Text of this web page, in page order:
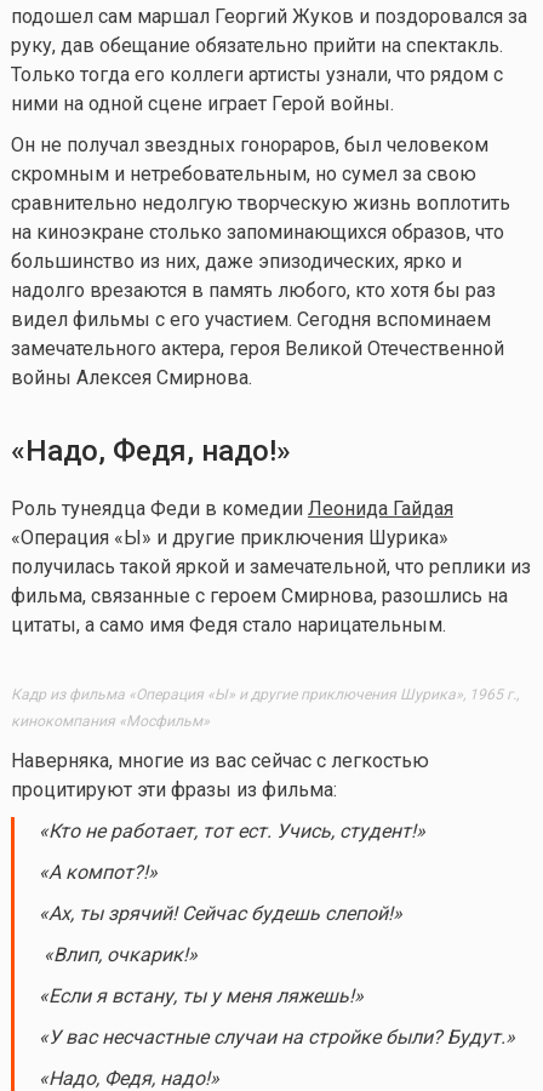
подошел сам маршал Георгий Жуков и поздоровался за
руку, дав обещание обязательно прийти на спектакль.
Только тогда его коллеги артисты узнали, что рядом с
ними на одной сцене играет Герой войны.
Он не получал звездных гонораров, был человеком
скромным и нетребовательным, но сумел за свою
сравнительно недолгую творческую жизнь воплотить
на киноэкране столько запоминающихся образов, что
большинство из них, даже эпизодических, ярко и
надолго врезаются в память любого, кто хотя бы раз
видел фильмы с его участием. Сегодня вспоминаем
замечательного актера, героя Великой Отечественной
войны Алексея Смирнова.
«Надо, Федя, надо!»
Роль тунеядца Феди в комедии Леонида Гайдая
«Операция «Ы» и другие приключения Шурика»
получилась такой яркой и замечательной, что реплики из
фильма, связанные с героем Смирнова, разошлись на
цитаты, а само имя Федя стало нарицательным.
Кадр из фильма «Операция «Ы» и другие приключения Шурика», 1965 г.,
кинокомпания «Мосфильм»
Наверняка, многие из вас сейчас с легкостью
процитируют эти фразы из фильма:
«Кто не работает, тот ест. Учись, студент!»
«А компот?!»
«Ах, ты зрячий! Сейчас будешь слепой!»
«Влип, очкарик!»
«Если я встану, ты у меня ляжешь!»
«У вас несчастные случаи на стройке были? Будут.»
«Надо, Федя, надо!»